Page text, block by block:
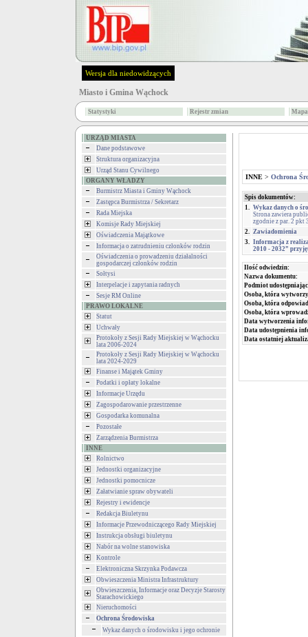
Wersja dla niedowidzących
Miasto i Gmina Wąchock
Statystyki Rejestr zmian
URZĄD MIASTA
Dane podstawowe
Struktura organizacyjna
Urząd Stanu Cywilnego
ORGANY WŁADZY
Burmistrz Miasta i Gminy Wąchock
Zastępca Burmistrza / Sekretarz
Rada Miejska
Komisje Rady Miejskiej
Oświadczenia Majątkowe
Informacja o zatrudnieniu członków rodzin
Oświadczenia o prowadzeniu działalności
gospodarczej członków rodzin
Sołtysi
Interpelacje i zapytania radnych
Sesje RM Online
PRAWO LOKALNE
Statut
Uchwały
Protokoły z Sesji Rady Miejskiej w Wąchocku
lata 2006-2024
Protokoły z Sesji Rady Miejskiej w Wąchocku
lata 2024-2029
Finanse i Majątek Gminy
Podatki i opłaty lokalne
Informacje Urzędu
Zagospodarowanie przestrzenne
Gospodarka komunalna
Pozostałe
Zarządzenia Burmistrza
INNE
Rolnictwo
Jednostki organizacyjne
Jednostki pomocnicze
Załatwianie spraw obywateli
Rejestry i ewidencje
Redakcja Biuletynu
Informacje Przewodniczącego Rady Miejskiej
Instrukcja obsługi biuletynu
Nabór na wolne stanowiska
Kontrole
Elektroniczna Skrzynka Podawcza
Obwieszczenia Ministra Infrastruktury
Obwieszczenia, Informacje oraz Decyzje Starosty
Starachowickiego
Nieruchomości
Ochrona Środowiska
Wykaz danych o środowisku i jego ochronie
INNE > Ochrona
Spis dokumentów:
1. Wykaz danych o
Strona zawiera
zgodnie z par. 2 pkt
2. Zawiadomienia
3. Informacja z
2010 - 2032”
Ilość odwiedzin:
Nazwa dokumentu:
Podmiot
Osoba, która
Osoba, która
Osoba, która
Data wytworzenia
Data udostępnienia
Data ostatniej